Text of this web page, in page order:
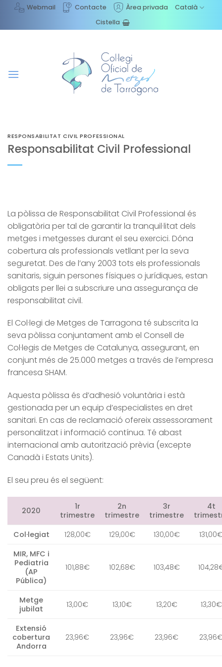
content
Webmail Contacte Àrea privada
Català
Cistella
RESPONSABILITAT CIVIL PROFESSIONAL
Responsabilitat Civil Professional
La pòlissa de Responsabilitat Civil Professional és
obligatòria per tal de garantir la tranquil·litat dels
metges i metgesses durant el seu exercici. Dóna
cobertura als professionals vetllant per la seva
seguretat. Des de l’any 2003 tots els professionals
sanitaris, siguin persones físiques o jurídiques, estan
obligats per llei a subscriure una assegurança de
responsabilitat civil.
El Col·legi de Metges de Tarragona té subscrita la
seva pòlissa conjuntament amb el Consell de
Col·legis de Metges de Catalunya, assegurant, en
conjunt més de 25.000 metges a través de l’empresa
francesa SHAM.
Aquesta pòlissa és d’adhesió voluntària i està
gestionada per un equip d’especialistes en dret
sanitari. En cas de reclamació ofereix assessorament
personalitzat i informació contínua. Té abast
internacional amb autorització prèvia (excepte
Canadà i Estats Units).
El seu preu és el següent:
2020
1r
trimestre
2n
trimestre
3r
trimestre
4t
Col·legiat
128,00€ 129,00€ 130,00€
MIR, MFC i
Pediatria
(AP
Pública)
101,88€ 102,68€ 103,48€
Metge
jubilat
13,00€ 13,10€ 13,20€ 13,30€
Extensió
cobertura
Andorra
23,96€ 23,96€ 23,96€